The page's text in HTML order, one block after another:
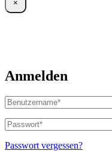
×
Anmelden
Benutzername
oder
E-
Mail-
Adresse*
Passwort*
Erforderlich
Passwort vergessen?